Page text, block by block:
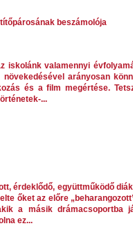
beszámolója
iskolánk valamennyi
arányosan
és a film megértése.
...
érdeklődő, együttműködő
őket az előre
a másik drámacsoportba
ez...